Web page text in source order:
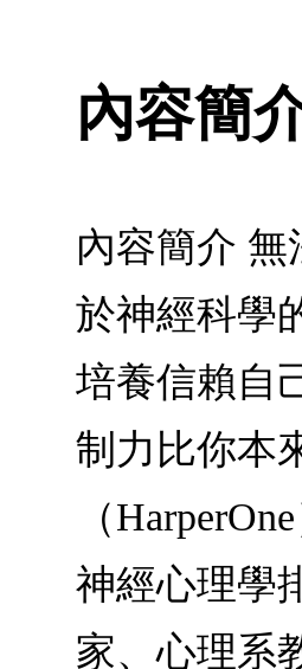
內容簡
內容簡介
於神經科學
培養信賴自
制力比你本
（
神經心理學
家、心理系